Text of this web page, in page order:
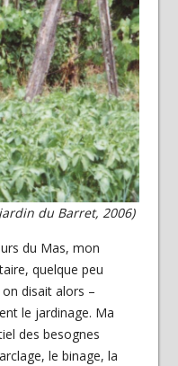
du Barret, 2006)
du Mas, mon
quelque peu
disait alors –
le jardinage. Ma
des besognes
le binage, la